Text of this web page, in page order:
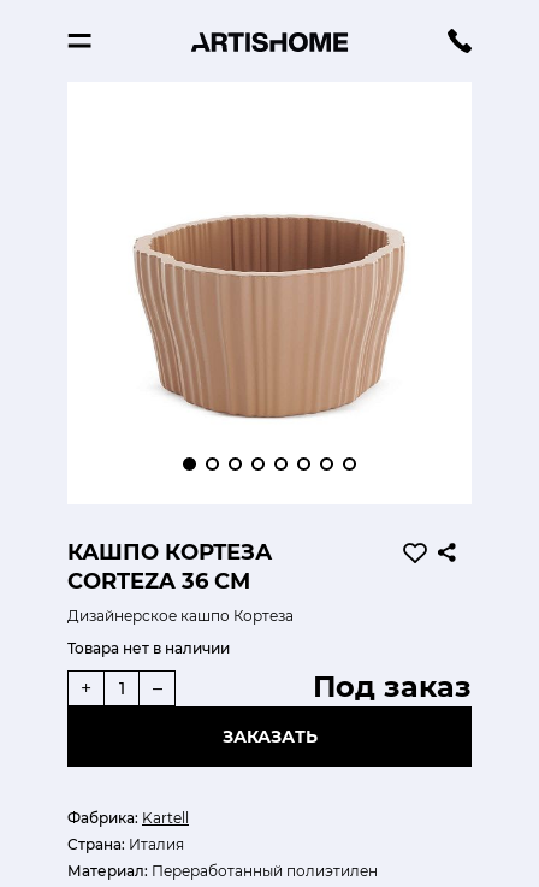
КАШПО КОРТЕЗА
CORTEZA 36 СМ
Дизайнерское кашпо Кортеза
Фабрика: Kartell
Страна: Италия
Материал: Переработанный полиэтилен
Товара нет в наличии
Под заказ
+ –
ЗАКАЗАТЬ